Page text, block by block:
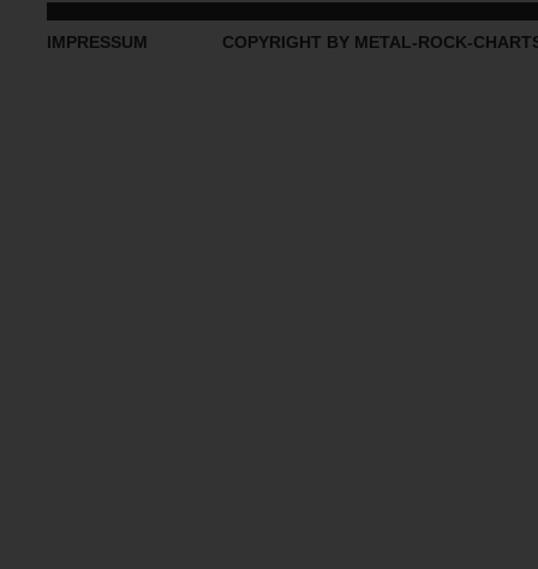
IMPRESSUM COPYRIGHT BY METAL-ROCK-